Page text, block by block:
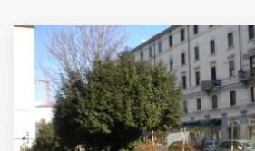
Inviateci le vostre segnalazioni
Iscriviti alla newsletter